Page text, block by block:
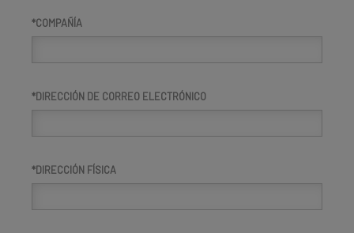
COMPAÑÍA
DIRECCIÓN DE CORREO ELECTRÓNICO
DIRECCIÓN FÍSICA